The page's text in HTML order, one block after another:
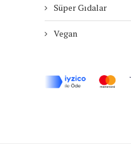
Süper Gıdalar
Vegan